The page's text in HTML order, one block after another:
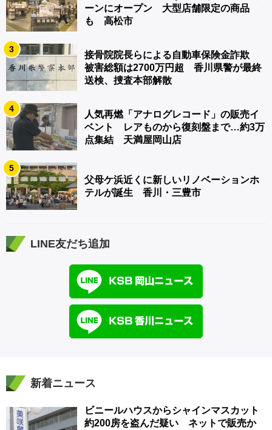
ーンにオープン 大型店舗限定の商品
も 高松市
3
接骨院院長らによる自動車保険金詐欺
被害総額は2700万円超 香川県警が最終
送検、捜査本部解散
4
人気再燃「アナログレコード」の販売イ
ベント レアものから復刻盤まで…約3万
点集結 天満屋岡山店
5
父母ケ浜近くに新しいリノベーションホ
テルが誕生 香川・三豊市
LINE友だち追加
新着ニュース
ビニールハウスからシャインマスカット
約200房を盗んだ疑い ネットで販売か